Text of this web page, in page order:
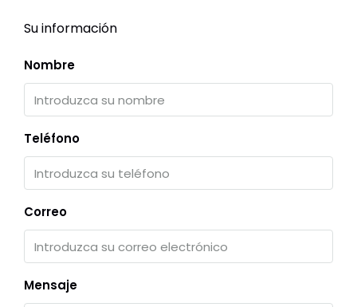
Su información
Nombre
Teléfono
Correo
Mensaje